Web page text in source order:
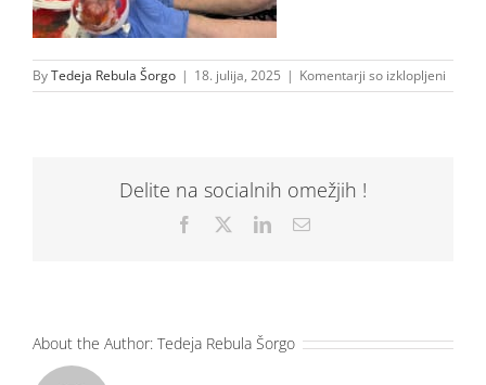
ByTedeja Rebula Šorgo | 18. julija, 2025 | Komentarji so izklopljeni
IMG-
Delite na socialnih omežjih !
Facebook LinkedInEmail
About the Author: Tedeja Rebula Šorgo